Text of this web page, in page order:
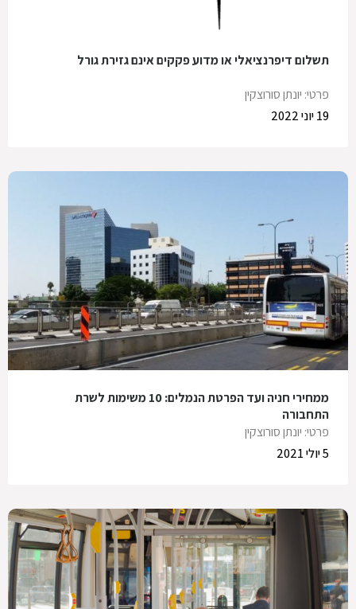
תשלום דיפרנציאלי או מדוע פקקים אינם גזירת גורל
פרטי: יונתן סורוצקין
19 יוני 2022
ממחירי חניה ועד הפרטת הנמלים: 10 משימות לשרת
התחבורה
פרטי: יונתן סורוצקין
5 יולי 2021